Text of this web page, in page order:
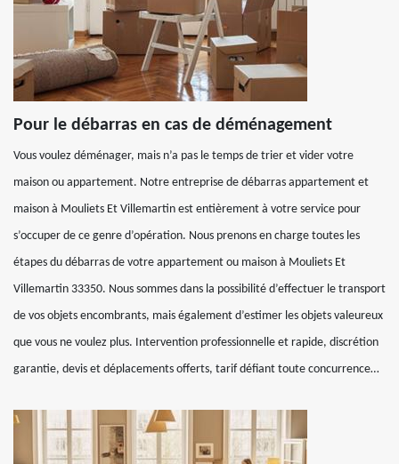
Pour le débarras en cas de déménagement
Vous voulez déménager, mais n’a pas le temps de trier et vider votre
maison ou appartement. Notre entreprise de débarras appartement et
maison à Mouliets Et Villemartin est entièrement à votre service pour
s’occuper de ce genre d’opération. Nous prenons en charge toutes les
étapes du débarras de votre appartement ou maison à Mouliets Et
Villemartin 33350. Nous sommes dans la possibilité d’effectuer le transport
de vos objets encombrants, mais également d’estimer les objets valeureux
que vous ne voulez plus. Intervention professionnelle et rapide, discrétion
garantie, devis et déplacements offerts, tarif défiant toute concurrence…